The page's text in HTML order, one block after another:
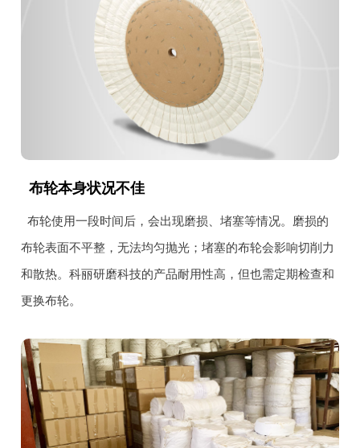
布轮本身状况不佳
布轮使用一段时间后，会出现磨损、堵塞等情况。磨损的
布轮表面不平整，无法均匀抛光；堵塞的布轮会影响切削力
和散热。科丽研磨科技的产品耐用性高，但也需定期检查和
更换布轮。